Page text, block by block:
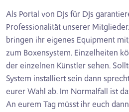
Als Portal von DJs für DJs
Professionalität unserer
bringen ihr eigenes Equipment
zum Boxensystem. Einzelheiten
der einzelnen Künstler sehen.
System installiert sein dann
eurer Wahl ab. Im Normalfall ist
An eurem Tag müsst ihr euch